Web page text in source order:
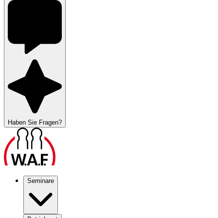
Haben Sie Fragen?
Seminare